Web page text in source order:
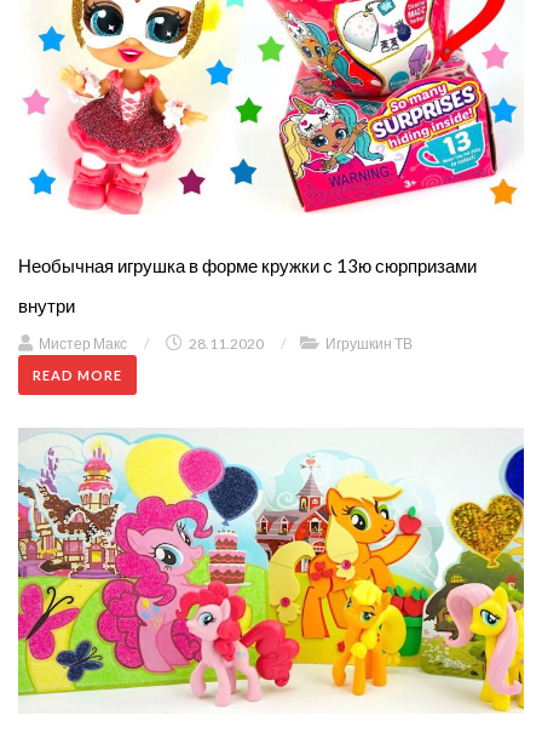
Необычная игрушка в форме кружки с 13ю сюрпризами
внутри
Мистер Макс / 28.11.2020 / Игрушкин ТВ
READ MORE